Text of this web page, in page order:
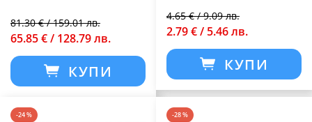
Риболов
81.30 € / 159.01 лв.
65.85 € / 128.79 лв.
КУПИ
4.65 € / 9.09 лв.
2.79 € / 5.46 лв.
КУПИ
-24 % -28 %